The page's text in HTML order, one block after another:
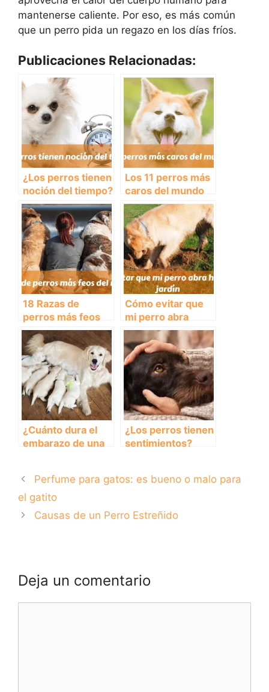
mantenerse caliente. Por eso, es más común
que un perro pida un regazo en los días fríos.
Publicaciones Relacionadas:
¿Los perros tienen
noción del tiempo?
Los 11 perros más
caros del mundo
18 Razas de
perros más feos
del mundo
Cómo evitar que
mi perro abra
hoyos en el jardín
¿Cuánto dura el
embarazo de una
¿Los perros tienen
sentimientos?
Perfume para gatos: es bueno o malo para
el gatito
Causas de un Perro Estreñido
Deja un comentario